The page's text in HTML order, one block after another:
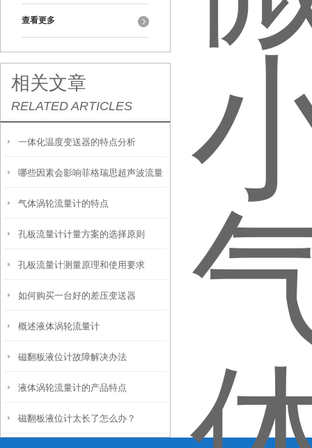
查看更多
相关文章
RELATED ARTICLES
一体化温度变送器的特点分析
哪些因素会影响菲格瑞思超声波流量
计？
气体涡轮流量计的特点
孔板流量计计量方案的选择原则
孔板流量计测量原理和使用要求
如何购买一台好的差压变送器
概述液体涡轮流量计
磁翻板液位计故障解决办法
液体涡轮流量计的产品特点
磁翻板液位计太长了怎么办？